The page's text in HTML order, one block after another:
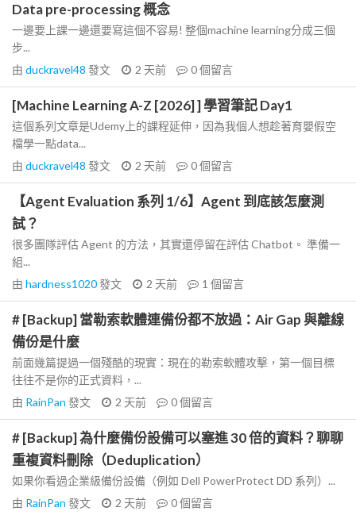
Data pre-processing 概念
一邊要上課一邊還要寫這個不容易! 整個machine learning分成三個
步...
由 duckravel48 發文 2 天前 0個留言
[Machine Learning A-Z [2026] ] 學習筆記 Day1
這個系列文章是Udemy上的課程延伸，因為我個人想趁著育嬰假空
檔學一點data...
由 duckravel48 發文 2 天前 0個留言
【Agent Evaluation 系列 1/6】Agent 到底該怎麼測
試？
很多團隊評估 Agent 的方法，其實還停留在評估 Chatbot。 準備一
組...
由 hardness1020發文 2 天前 1 個留言
# [Backup] 當勒索軟體連備份都不放過：Air Gap 與離線
備份是什麼
前面幾篇提過一個殘酷的現實：現在的勒索軟體攻擊，第一個目標
往往不是你的正式資料，...
由 RainPan 發文 2 天前 0個留言
# [Backup] 為什麼備份設備可以塞進 30 倍的資料？聊聊
重複資料刪除（Deduplication）
如果你看過企業級備份設備（例如 Dell PowerProtect DD 系列）...
由 RainPan 發文 2 天前 0個留言